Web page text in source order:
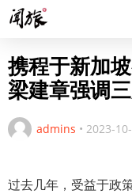
携程于新加
梁建章强调
admins • 2023-
过去几年，受益于政